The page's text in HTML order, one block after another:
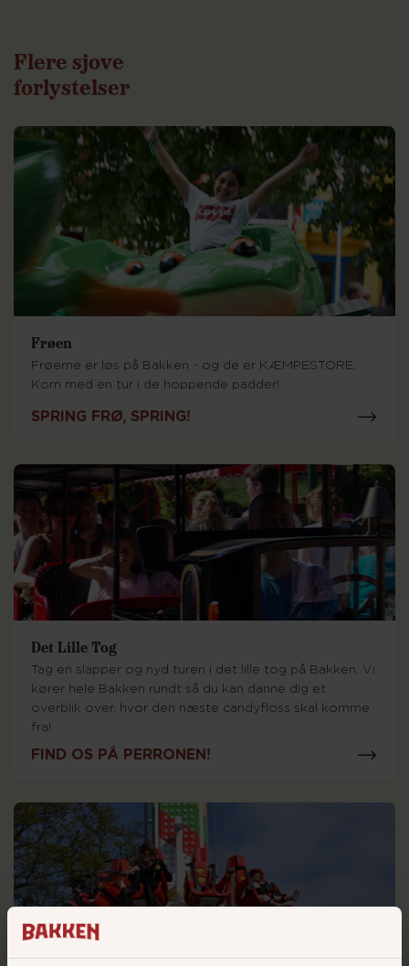
Flere sjove
forlystelser
Frøen
Frøerne er løs på Bakken - og de er KÆMPESTORE.
Kom med en tur i de hoppende padder!
SPRING FRØ, SPRING!
Det Lille Tog
Tag en slapper og nyd turen i det lille tog på Bakken. Vi
kører hele Bakken rundt så du kan danne dig et
overblik over, hvor den næste candyfloss skal komme
fra!
FIND OS PÅ PERRONEN!